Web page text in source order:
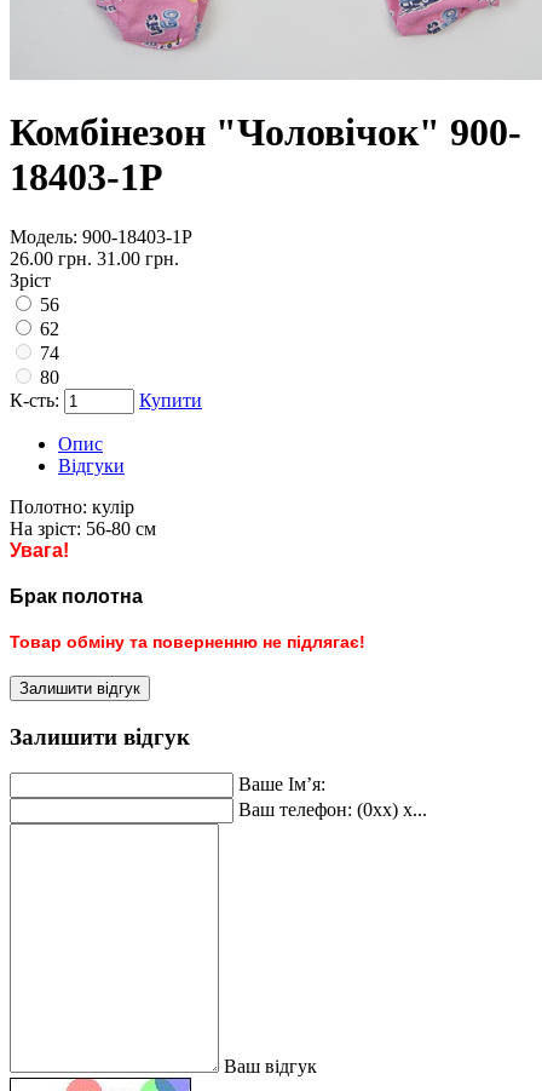
Комбінезон "Чоловічок" 900-
18403-1Р
Модель: 900-18403-1Р
26.00 грн. 31.00 грн.
Зріст
56
62
74
80
К-сть:
Купити
Опис
Відгуки
Полотно: кулір
На зріст: 56-80 см
Увага!
Брак полотна
Товар обміну та поверненню не підлягає!
Залишити відгук
Залишити відгук
Ваше Ім’я:
Ваш телефон: (0xx) x...
Ваш відгук